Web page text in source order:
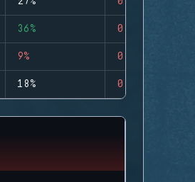
36% 0
9% 0
18% 0